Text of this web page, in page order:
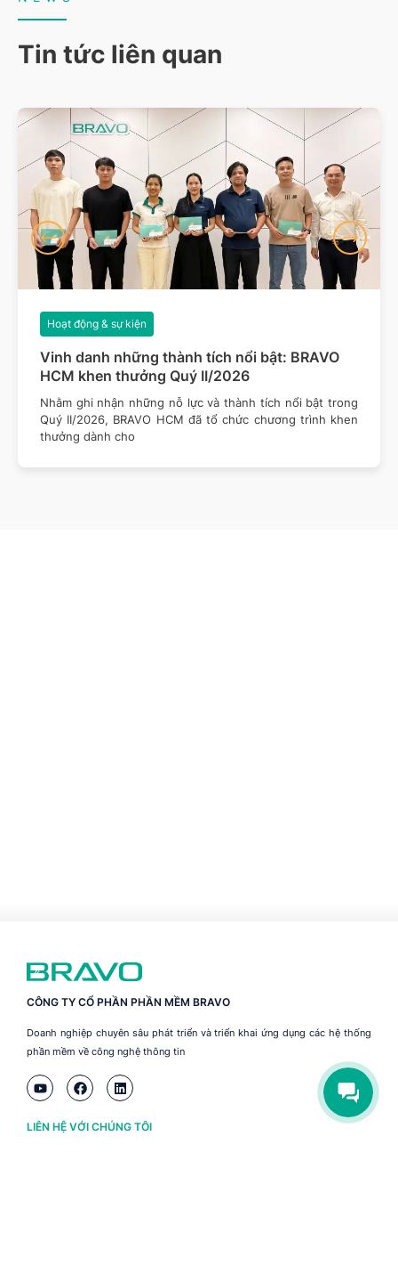
Tin tức liên quan
Vinh danh những thành tích nổi bật: BRAVO
HCM khen thưởng Quý II/2026
Hoạt động & sự kiện
Nhằm ghi nhận những nỗ lực và thành tích nổi bật trong
Quý II/2026, BRAVO HCM đã tổ chức chương trình khen
thưởng dành cho
CÔNG TY CỔ PHẦN PHẦN MỀM BRAVO
Doanh nghiệp chuyên sâu phát triển và triển khai ứng dụng các hệ thống
phần mềm về công nghệ thông tin
LIÊN HỆ VỚI CHÚNG TÔI